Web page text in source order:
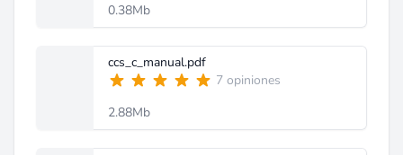
0.38Mb
ccs_c_manual.pdf
7 opiniones
2.88Mb